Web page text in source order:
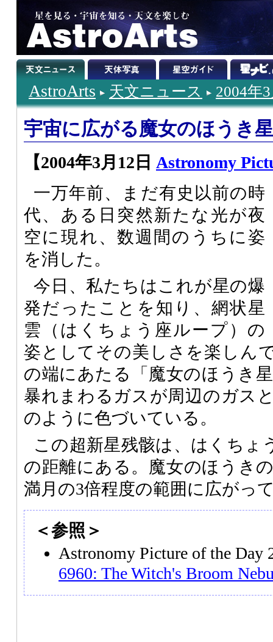
AstroArts 天文ニュース 2004年
宇宙に広がる魔女のほうき
【2004年3月12日 Astronomy
一万年前、まだ有史以前の時
代、ある日突然新たな光が夜
空に現れ、数週間のうちに姿
を消した。
今日、私たちはこれが星の爆
発だったことを知り、網状星
雲（はくちょう座ループ）の
姿としてその美しさを楽しん
の端にあたる「魔女のほうき
暴れまわるガスが周辺のガス
のように色づいている。
この超新星残骸は、はくちょ
の距離にある。魔女のほうき
満月の3倍程度の範囲に広がっ
＜参照＞
Astronomy Picture of the Day
6960: The Witch's Broom